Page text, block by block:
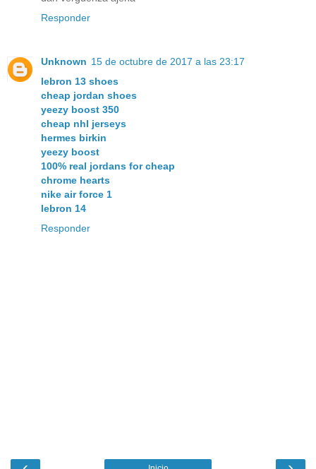
Responder
Unknown 15 de octubre de 2017 a las 23:17
lebron 13 shoes
cheap jordan shoes
yeezy boost 350
cheap nhl jerseys
hermes birkin
yeezy boost
100% real jordans for cheap
chrome hearts
nike air force 1
lebron 14
Responder